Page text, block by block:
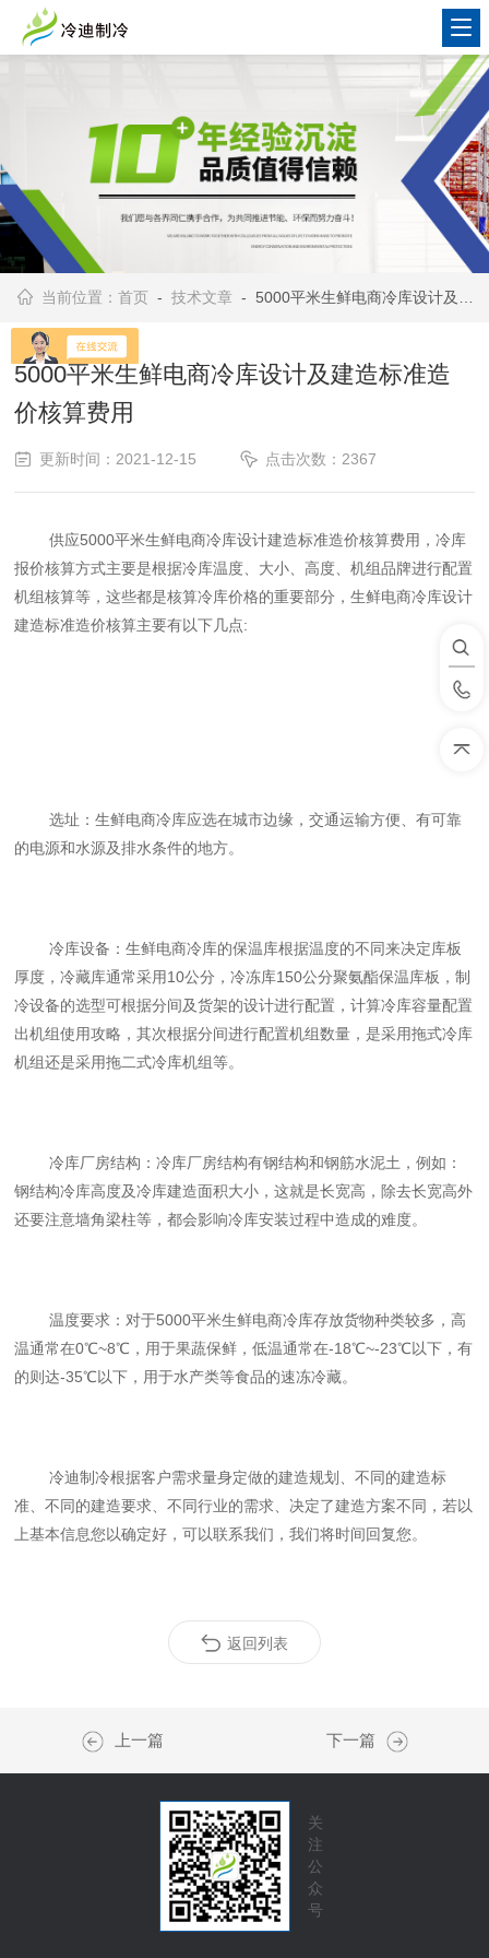
当前位置：首页 -技术文章 - 5000平米生鲜电商冷库设计及建造标准造价核算费用
5000平米生鲜电商冷库设计及建造标准造
价核算费用
更新时间：2021-12-15 点击次数：2367
供应5000平米生鲜电商冷库设计建造标准造价核算费用，冷库
报价核算方式主要是根据冷库温度、大小、高度、机组品牌进行配置
机组核算等，这些都是核算冷库价格的重要部分，生鲜电商冷库设计
建造标准造价核算主要有以下几点:
选址：生鲜电商冷库应选在城市边缘，交通运输方便、有可靠
的电源和水源及排水条件的地方。
冷库设备：生鲜电商冷库的保温库根据温度的不同来决定库板
厚度，冷藏库通常采用10公分，冷冻库150公分聚氨酯保温库板，制
冷设备的选型可根据分间及货架的设计进行配置，计算冷库容量配置
出机组使用攻略，其次根据分间进行配置机组数量，是采用拖式冷库
机组还是采用拖二式冷库机组等。
冷库厂房结构：冷库厂房结构有钢结构和钢筋水泥土，例如：
钢结构冷库高度及冷库建造面积大小，这就是长宽高，除去长宽高外
还要注意墙角梁柱等，都会影响冷库安装过程中造成的难度。
温度要求：对于5000平米生鲜电商冷库存放货物种类较多，高
温通常在0℃~8℃，用于果蔬保鲜，低温通常在-18℃~-23℃以下，有
的则达-35℃以下，用于水产类等食品的速冻冷藏。
冷迪制冷根据客户需求量身定做的建造规划、不同的建造标
准、不同的建造要求、不同行业的需求、决定了建造方案不同，若以
上基本信息您以确定好，可以联系我们 ，我们将时间回复您。
返回列表
上一篇 下一篇
关
注
公
众
号